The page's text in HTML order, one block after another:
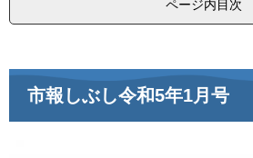
ページ内目次
市報しぶし令和5年1月号